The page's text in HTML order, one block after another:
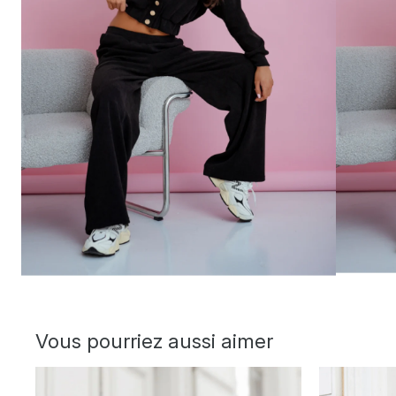
Vous pourriez aussi aimer